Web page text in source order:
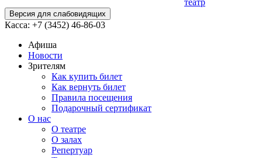
театр
Версия для слабовидящих
Касса: +7 (3452) 46-86-03
Афиша
Новости
Зрителям
Как купить билет
Как вернуть билет
Правила посещения
Подарочный сертификат
О нас
О театре
О залах
Репертуар